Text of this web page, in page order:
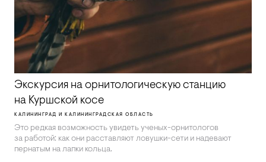
Экскурсия на орнитологическую станцию
на Куршской косе
КАЛИНИНГРАД И КАЛИНИНГРАДСКАЯ ОБЛАСТЬ
Это редкая возможность увидеть ученых-орнитологов
за работой: как они расставляют ловушки-сети и надевают
пернатым на лапки кольца.